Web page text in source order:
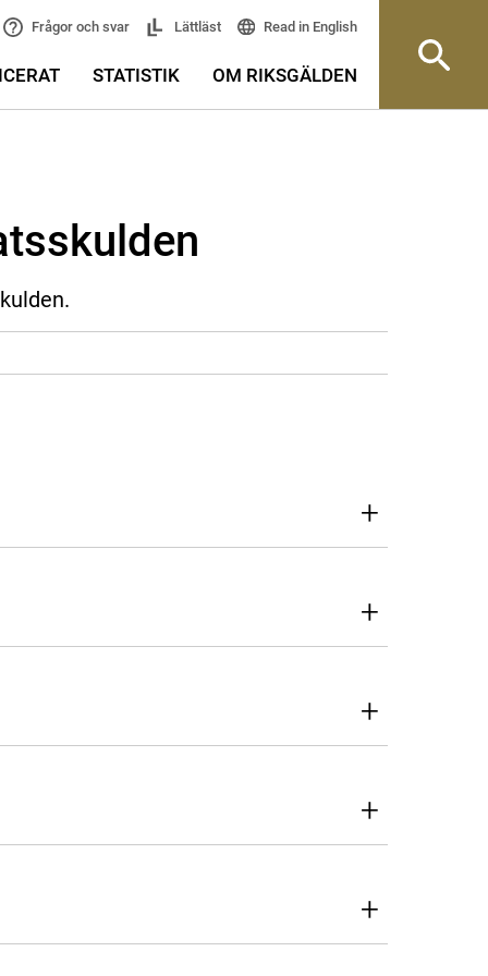
Frågor och svar Lättläst Read in English
STATISTIK OM RIKSGÄLDEN
+
+
+
+
+